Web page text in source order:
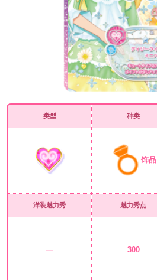
类型 种类
饰品
洋装魅力秀
—
魅力秀点
300